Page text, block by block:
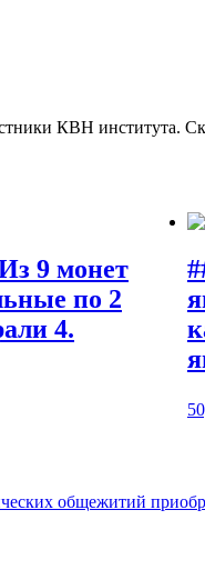
КВН института.
9 монет
по 2
4.
общежитий